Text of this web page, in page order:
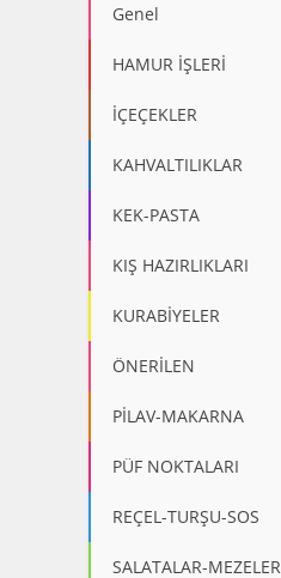
Genel
HAMUR İŞLERİ
İÇEÇEKLER
KAHVALTILIKLAR
KEK-PASTA
KIŞ HAZIRLIKLARI
KURABİYELER
ÖNERİLEN
PİLAV-MAKARNA
PÜF NOKTALARI
REÇEL-TURŞU-SOS
SALATALAR-MEZELER